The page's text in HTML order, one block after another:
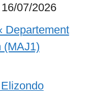
16/07/2026
Departement
(MAJ1)